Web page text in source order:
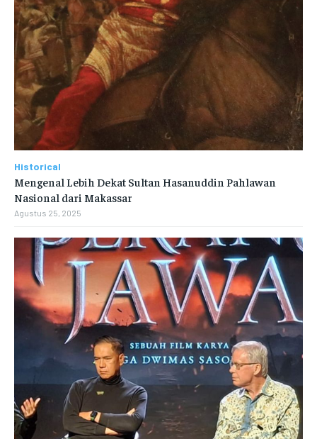
Historical
Mengenal Lebih Dekat Sultan Hasanuddin Pahlawan
Nasional dari Makassar
Agustus 25, 2025